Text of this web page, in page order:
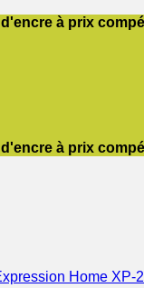
à prix
à prix
Home XP-